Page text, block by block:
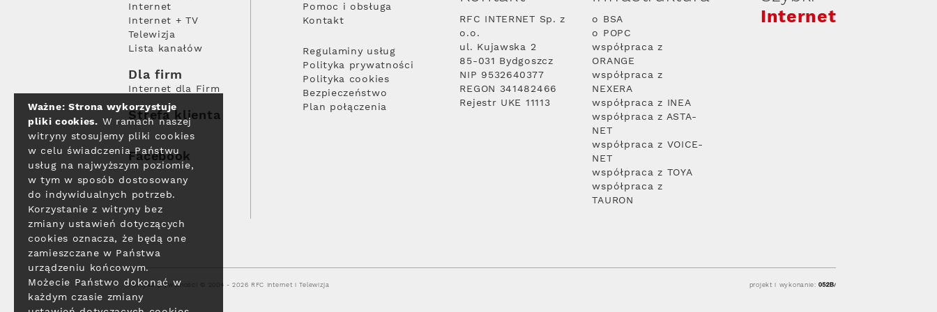
Internet
Internet + TV
Telewizja
Lista kanałów
Dla firm
Internet dla Firm
Strefa klienta
Facebook
Pomoc i obsługa
Kontakt
Regulaminy usług
Polityka prywatności
Polityka cookies
Bezpieczeństwo
Plan połączenia
RFC INTERNET Sp. z
o.o.
ul. Kujawska 2
85-031 Bydgoszcz
NIP 9532640377
REGON 341482466
Rejestr UKE 11113
o BSA
o POPC
współpraca z
ORANGE
współpraca z
NEXERA
współpraca z INEA
współpraca z ASTA-
NET
współpraca z VOICE-
NET
współpraca z TOYA
współpraca z
TAURON
Internet
Polityka prywatności © 2004 - 2026 RFC Internet i Telewizja projekt i wykonanie:
Ważne: Strona wykorzystuje
pliki cookies. W ramach naszej
witryny stosujemy pliki cookies
w celu świadczenia Państwu
usług na najwyższym poziomie,
w tym w sposób dostosowany
do indywidualnych potrzeb.
Korzystanie z witryny bez
zmiany ustawień dotyczących
cookies oznacza, że będą one
zamieszczane w Państwa
urządzeniu końcowym.
Możecie Państwo dokonać w
każdym czasie zmiany